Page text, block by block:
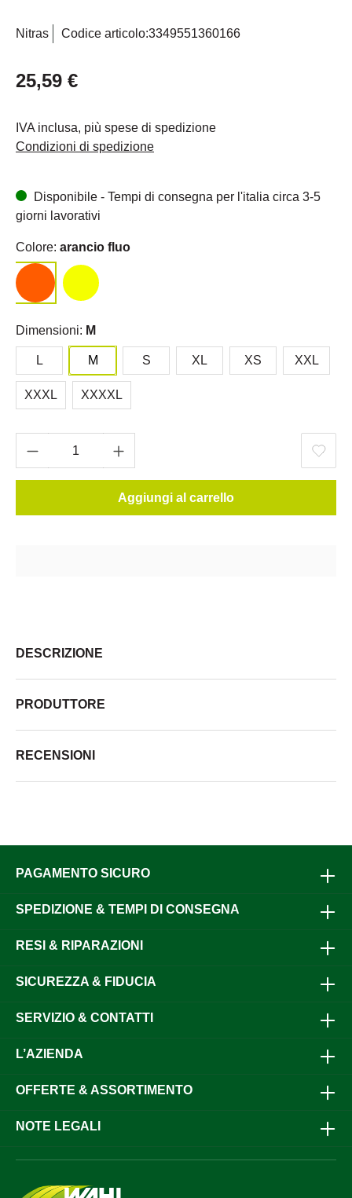
Nitras Codice articolo:3349551360166
25,59 €
IVA inclusa, più spese di spedizione
Condizioni di spedizione
Disponibile - Tempi di consegna per l'italia circa 3-5
giorni lavorativi
Colore: arancio fluo
Dimensioni: M
L M S XL XS XXL
XXXL XXXXL
Aggiungi al carrello
DESCRIZIONE
PRODUTTORE
RECENSIONI
PAGAMENTO SICURO
SPEDIZIONE & TEMPI DI CONSEGNA
RESI & RIPARAZIONI
SICUREZZA & FIDUCIA
SERVIZIO & CONTATTI
L’AZIENDA
OFFERTE & ASSORTIMENTO
NOTE LEGALI